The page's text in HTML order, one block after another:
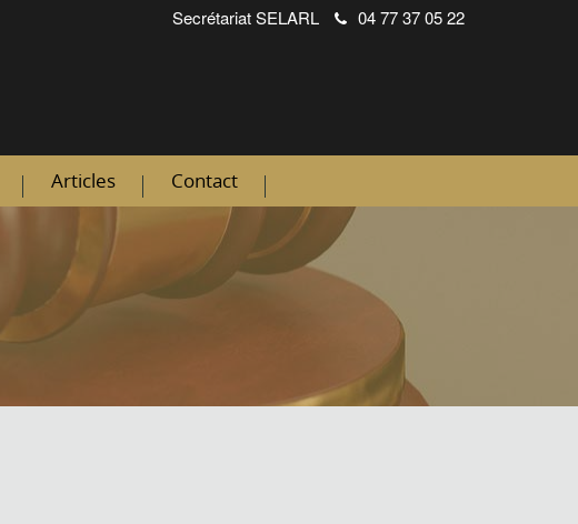
SecrétariatSELARL 04 77 37 05 22
Articles Contact